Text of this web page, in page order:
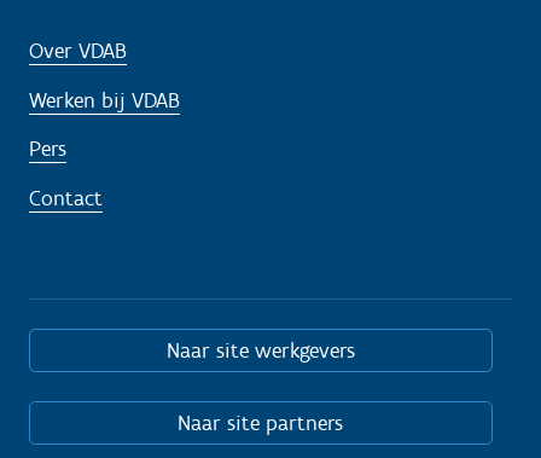
Over VDAB
Werken bij VDAB
Pers
Contact
Naar site werkgevers
Naar site partners